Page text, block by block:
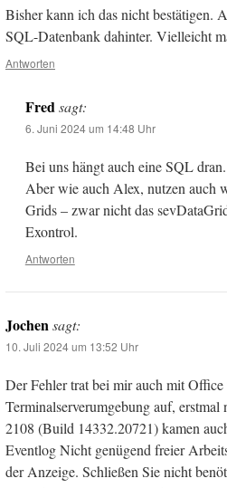
Bisher kann ich das nicht bestätigen.
SQL-Datenbank dahinter. Vielleicht
Antworten
Fred sagt:
6. Juni 2024 um 14:48 Uhr
Bei uns hängt auch eine SQL dran.
Aber wie auch Alex, nutzen
Grids – zwar nicht das
Exontrol.
Antworten
Jochensagt:
10. Juli 2024 um 13:52 Uhr
Der Fehler trat bei mir auch mit
Terminalserverumgebung auf, erstmal
2108 (Build 14332.20721) kamen
Eventlog Nicht genügend freier
der Anzeige. Schließen Sie nicht